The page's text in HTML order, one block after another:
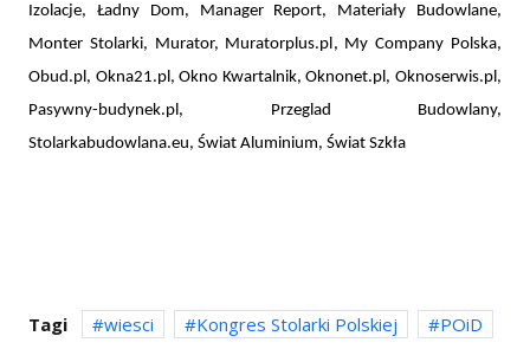
Izolacje, Ładny Dom, Manager Report, Materiały Budowlane,
Monter Stolarki, Murator, Muratorplus.pl, My Company Polska,
Obud.pl, Okna21.pl, Okno Kwartalnik, Oknonet.pl, Oknoserwis.pl,
Pasywny-budynek.pl, Przeglad Budowlany,
Stolarkabudowlana.eu, Świat Aluminium, Świat Szkła
Tagi wiesci Kongres Stolarki Polskiej POiD